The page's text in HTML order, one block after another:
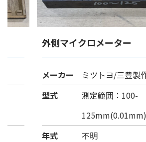
外側マイクロメーター
メーカー
ミツトヨ/三豊製
型式
測定範囲：100-
125mm(0.01mm)
年式
不明